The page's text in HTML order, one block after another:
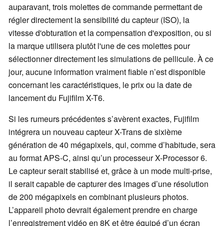
auparavant, trois molettes de commande permettant de
régler directement la sensibilité du capteur (ISO), la
vitesse d'obturation et la compensation d'exposition, ou si
la marque utilisera plutôt l'une de ces molettes pour
sélectionner directement les simulations de pellicule. À ce
jour, aucune information vraiment fiable n’est disponible
concernant les caractéristiques, le prix ou la date de
lancement du Fujifilm X-T6.
Si les rumeurs précédentes s’avèrent exactes, Fujifilm
intégrera un nouveau capteur X-Trans de sixième
génération de 40 mégapixels, qui, comme d’habitude, sera
au format APS-C, ainsi qu’un processeur X-Processor 6.
Le capteur serait stabilisé et, grâce à un mode multi-prise,
il serait capable de capturer des images d’une résolution
de 200 mégapixels en combinant plusieurs photos.
L’appareil photo devrait également prendre en charge
l’enregistrement vidéo en 8K et être équipé d’un écran